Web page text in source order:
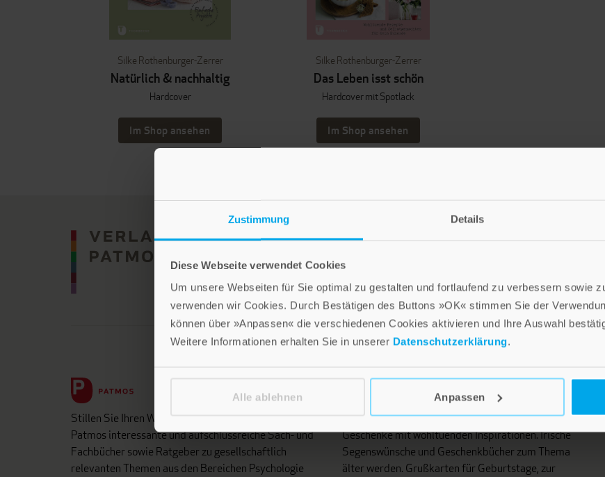
Zustimmung Details
Diese Webseite verwendet Cookies
Um unsere Webseiten für Sie optimal zu gestalten und fortlaufend zu verbessern sowie
verwenden wir Cookies. Durch Bestätigen des Buttons »OK« stimmen Sie der
können über »Anpassen« die verschiedenen Cookies aktivieren und Ihre Auswahl
Weitere Informationen erhalten Sie in unserer Datenschutzerklärung.
Alle ablehnen Anpassen
Silke Rothenburger-Zerrer
Natürlich & nachhaltig
Hardcover
Im Shop ansehen
Silke Rothenburger-Zerrer
Das Leben isst schön
Hardcover mit Spotlack
Im Shop ansehen
LEBE GUT MAGAZIN
Die Verlage der Verlagsgruppe Patmos
Stillen Sie Ihren Wissensdurst und entdecken Sie bei
Patmos interessante und aufschlussreiche Sach- und
Fachbücher sowie Ratgeber zu gesellschaftlich
relevanten Themen aus den Bereichen Psychologie
Lebensfreude in farbenfroher Gestaltung: Persönliche
Geschenke mit wohltuenden Inspirationen. Irische
Segenswünsche und Geschenkbücher zum Thema
älter werden. Grußkarten für Geburtstage, zur